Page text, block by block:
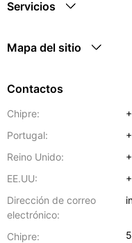
Servicios
Mapa del sitio
Contactos
Chipre:
Portugal:
Reino Unido:
EE.UU:
Dirección de correo
electrónico:
Chipre: